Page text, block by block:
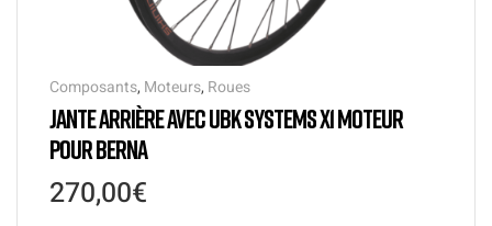
Composants, Moteurs, Roues
JANTE ARRIÈRE AVEC UBK SYSTEMS X1 MOTEUR
POUR BERNA
270,00€